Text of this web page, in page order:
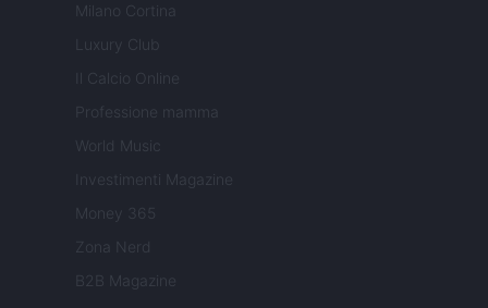
Milano Cortina
Luxury Club
Il Calcio Online
Professione mamma
World Music
Investimenti Magazine
Money 365
Zona Nerd
B2B Magazine